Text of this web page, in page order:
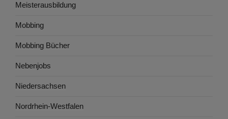
Meisterausbildung
Mobbing
Mobbing Bücher
Nebenjobs
Niedersachsen
Nordrhein-Westfalen